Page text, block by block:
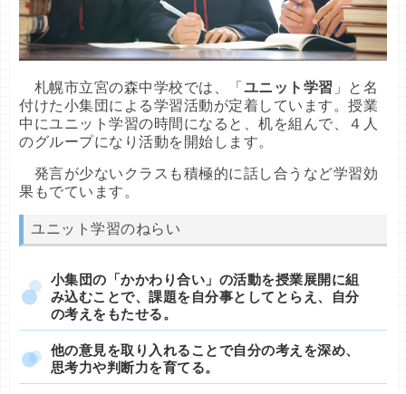
札幌市立宮の森中学校では、「ユニット学習 」と名
付けた小集団による学習活動が定着しています。授業
中にユニット学習の時間になると、机を組んで、４人
のグループになり活動を開始します。
発言が少ないクラスも積極的に話し合うなど学習効
果もでています。
ユニット学習のねらい
小集団の「かかわり合い」の活動を授業展開に組
み込むことで、課題を自分事としてとらえ、自分
の考えをもたせる。
他の意見を取り入れることで自分の考えを深め、
思考力や判断力を育てる。